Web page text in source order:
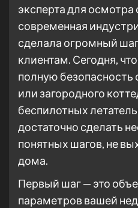
эксперта для
современная
сделала огромный
клиентам. Сегодня,
полную безопасность
или загородного
беспилотных
достаточно сделать
понятных шагов, не
дома.
Первый шаг — это
параметров вашей